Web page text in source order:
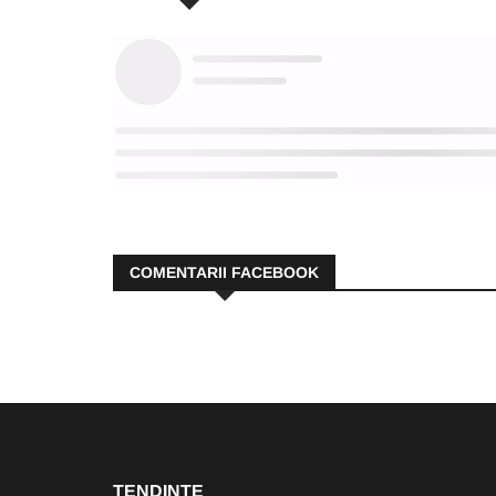
COMENTARII FACEBOOK
TENDINȚE